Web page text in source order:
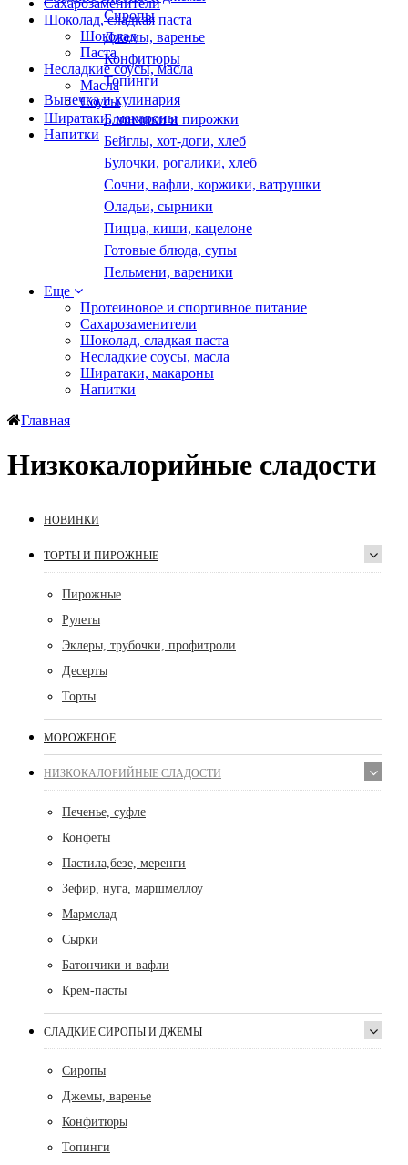
Сахарозаменители
Шоколад, сладкая паста
Шоколад
Паста
Несладкие соусы, масла
Масла
Соусы
Ширатаки, макароны
Напитки
Сиропы
Джемы, варенье
Конфитюры
Топинги
Выпечка и кулинария
Блинчики и пирожки
Бейглы, хот-доги, хлеб
Булочки, рогалики, хлеб
Сочни, вафли, коржики, ватрушки
Оладьи, сырники
Пицца, киши, кацелоне
Готовые блюда, супы
Пельмени, вареники
Еще
Протеиновое и спортивное питание
Сахарозаменители
Шоколад, сладкая паста
Несладкие соусы, масла
Ширатаки, макароны
Напитки
Главная
Низкокалорийные сладости
НОВИНКИ
ТОРТЫ И ПИРОЖНЫЕ
Пирожные
Рулеты
Эклеры, трубочки, профитроли
Десерты
Торты
МОРОЖЕНОЕ
НИЗКОКАЛОРИЙНЫЕ СЛАДОСТИ
Печенье, суфле
Конфеты
Пастила,безе, меренги
Зефир, нуга, маршмеллоу
Мармелад
Сырки
Батончики и вафли
Крем-пасты
СЛАДКИЕ СИРОПЫ И ДЖЕМЫ
Сиропы
Джемы, варенье
Конфитюры
Топинги